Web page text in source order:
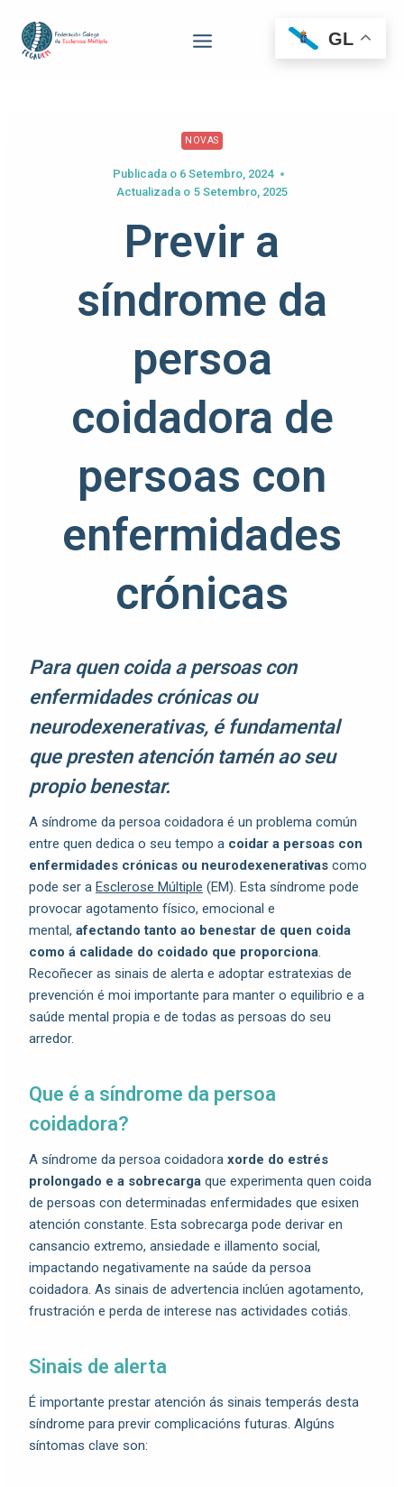
NOVAS
Publicada o 6 Setembro, 2024
Actualizada o 5 Setembro, 2025
Previr a
síndrome da
persoa
coidadora de
persoas con
enfermidades
crónicas
Para quen coida a persoas con
enfermidades crónicas ou
neurodexenerativas, é fundamental
que presten atención tamén ao seu
propio benestar.
A síndrome da persoa coidadora é un problema común
entre quen dedica o seu tempo a coidar a persoas con
enfermidades crónicas ou neurodexenerativas como
pode ser a Esclerose Múltiple (EM). Esta síndrome pode
provocar agotamento físico, emocional e
mental, afectando tanto ao benestar de quen coida
como á calidade do coidado que proporciona.
Recoñecer as sinais de alerta e adoptar estratexias de
prevención é moi importante para manter o equilibrio e a
saúde mental propia e de todas as persoas do seu
arredor.
Que é a síndrome da persoa
coidadora?
A síndrome da persoa coidadora xorde do estrés
prolongado e a sobrecarga que experimenta quen coida
de persoas con determinadas enfermidades que esixen
atención constante. Esta sobrecarga pode derivar en
cansancio extremo, ansiedade e illamento social,
impactando negativamente na saúde da persoa
coidadora. As sinais de advertencia inclúen agotamento,
frustración e perda de interese nas actividades cotiás.
Sinais de alerta
É importante prestar atención ás sinais temperás desta
síndrome para previr complicacións futuras. Algúns
síntomas clave son:
GL